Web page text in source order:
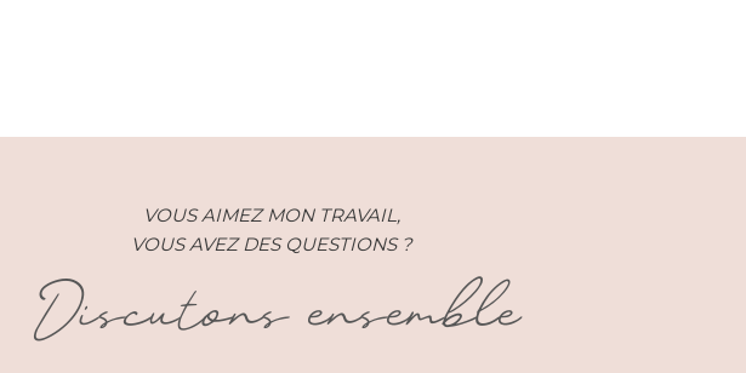
VOUS AIMEZ MON TRAVAIL,
VOUS AVEZ DES QUESTIONS ?
Discutons ensemble